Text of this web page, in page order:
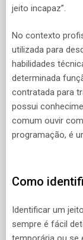
jeito incapaz”.
No contexto
utilizada para
habilidades
determinada
contratada para
possui
comum ouvir
programação, é
Como
Identificar um
sempre é fácil